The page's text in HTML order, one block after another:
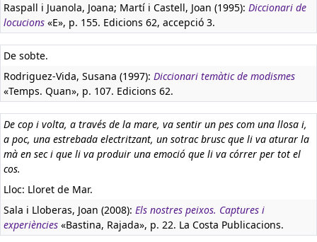
Raspall i Juanola, Joana; Martí i Castell, Joan (1995): Diccionari de
locucions «E», p. 155. Edicions 62, accepció 3.
De sobte.
Rodriguez-Vida, Susana (1997): Diccionari temàtic de modismes
«Temps. Quan», p. 107. Edicions 62.
De cop i volta, a través de la mare, va sentir un pes com una llosa i,
a poc, una estrebada electritzant, un sotrac brusc que li va aturar la
mà en sec i que li va produir una emoció que li va córrer per tot el
cos.
Lloc: Lloret de Mar.
Sala i Lloberas, Joan (2008): Els nostres peixos. Captures i
experiències «Bastina, Rajada», p. 22. La Costa Publicacions.